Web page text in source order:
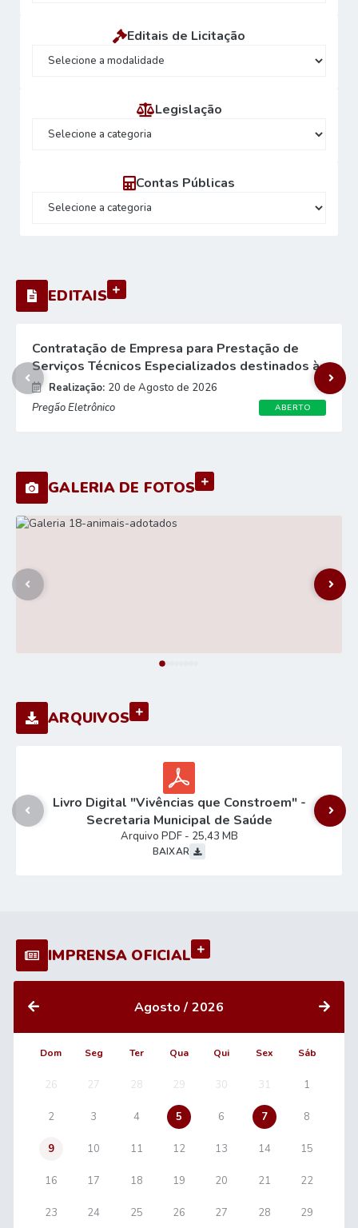
Editais de Licitação
Legislação
Contas Públicas
EDITAIS
Pregão Eletrônico
Contratação de Empresa para Prestação de
Serviços Técnicos Especializados destinados à
Implantação de Ambiente Integrado de
Administração Territorial...
ABERTO
Realização: 20 de Agosto de 2026
GALERIA DE FOTOS
ARQUIVOS
Livro Digital "Vivências que Constroem" -
Secretaria Municipal de Saúde
PDF 25,43 MB
BAIXAR
IMPRENSA OFICIAL
Agosto 2026
Dom Seg Ter Qua Qui Sex Sáb
26 27 28 29 30 31 1
2 3 4 5 6 7 8
9 10 11 12 13 14 15
16 17 18 19 20 21 22
23 24 25 26 27 28 29